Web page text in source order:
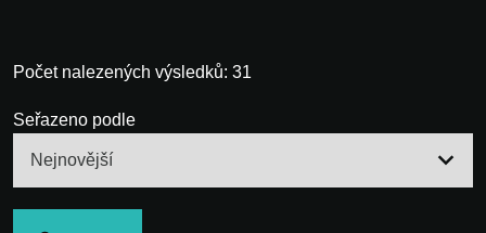
Seřazeno podle
Počet nalezených výsledků: 31